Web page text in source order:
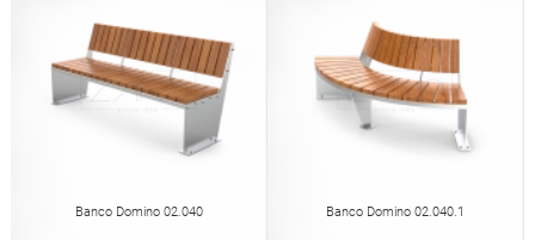
Banco Domino 02.040 Banco Domino 02.040.1